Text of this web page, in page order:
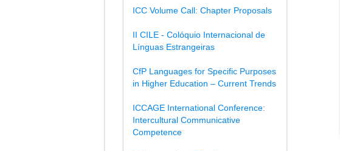
ICC Volume Call: Chapter Proposals
II CILE - Colóquio Internacional de
Línguas Estrangeiras
CfP Languages for Specific Purposes
in Higher Education – Current Trends
ICCAGE International Conference:
Intercultural Communicative
Competence